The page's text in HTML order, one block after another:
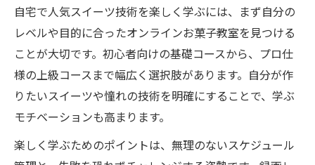
自宅で人気スイーツ技術を楽しく学ぶには、まず自分の
レベルや目的に合ったオンラインお菓子教室を見つける
ことが大切です。初心者向けの基礎コースから、プロ仕
様の上級コースまで幅広く選択肢があります。自分が作
りたいスイーツや憧れの技術を明確にすることで、学ぶ
モチベーションも高まります。
楽しく学ぶためのポイントは、無理のないスケジュール